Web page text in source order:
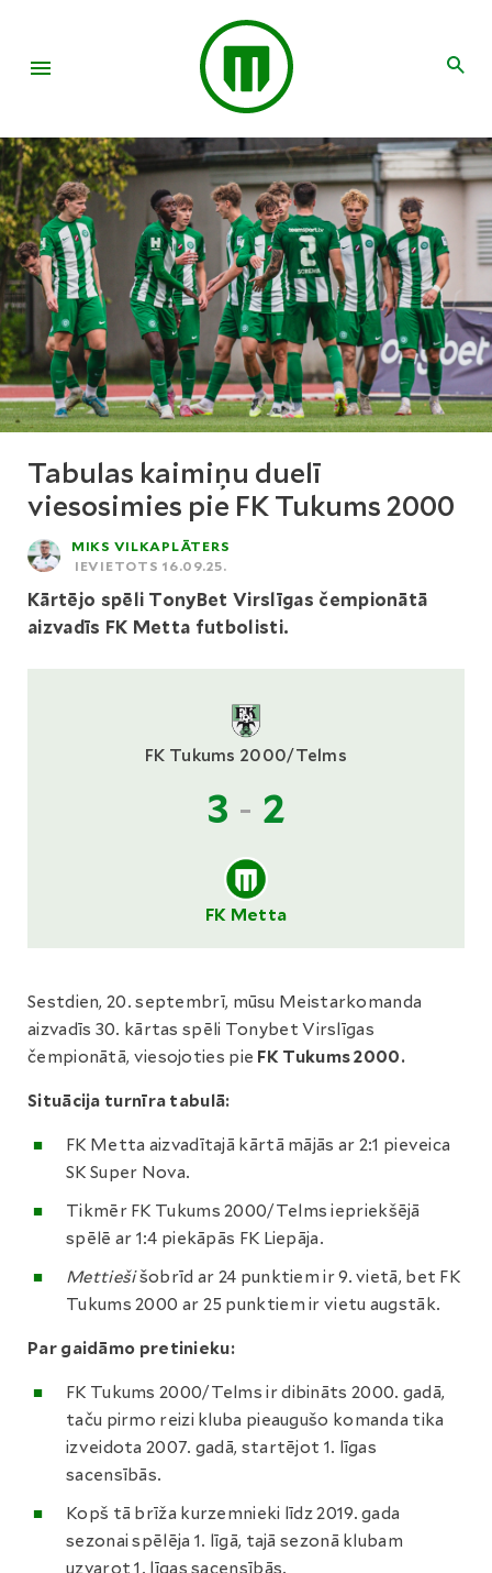
Tabulas kaimiņu duelī
viesosimies pie FK Tukums 2000
MIKS VILKAPLĀTERS
IEVIETOTS 16.09.25.
Kārtējo spēli TonyBet Virslīgas čempionātā
aizvadīs FK Metta futbolisti.
FK Tukums 2000/Telms
3 - 2
FK Metta
Sestdien, 20. septembrī, mūsu Meistarkomanda
aizvadīs 30. kārtas spēli Tonybet Virslīgas
čempionātā, viesojoties pie FK Tukums 2000.
Situācija turnīra tabulā:
FK Metta aizvadītajā kārtā mājās ar 2:1 pieveica
SK Super Nova.
Tikmēr FK Tukums 2000/Telms iepriekšējā
spēlē ar 1:4 piekāpās FK Liepāja.
Mettiešišobrīd ar 24 punktiem ir 9. vietā, bet FK
Tukums 2000 ar 25 punktiem ir vietu augstāk.
Par gaidāmo pretinieku:
FK Tukums 2000/Telms ir dibināts 2000. gadā,
taču pirmo reizi kluba pieaugušo komanda tika
izveidota 2007. gadā, startējot 1. līgas
sacensībās.
Kopš tā brīža kurzemnieki līdz 2019. gada
sezonai spēlēja 1. līgā, tajā sezonā klubam
uzvarot 1. līgas sacensībās.